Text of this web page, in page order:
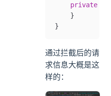
    private
    }
}
通过拦截后的请
求信息大概是这
样的：